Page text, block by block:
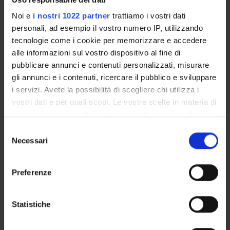
Noi e i nostri 1022 partner trattiamo i vostri dati
personali, ad esempio il vostro numero IP, utilizzando
tecnologie come i cookie per memorizzare e accedere
alle informazioni sul vostro dispositivo al fine di
pubblicare annunci e contenuti personalizzati, misurare
gli annunci e i contenuti, ricercare il pubblico e sviluppare
i servizi. Avete la possibilità di scegliere chi utilizza i
vostri dati e per quali scopi. Le vostre scelte in materia di
modificare o revocare il proprio consenso in qualsiasi
momento dalla Dichiarazione sui cookie o facendo clic
raccogliere informazioni sulla tua posizione
geografica, con un'approssimazione di qualche
delNecessari
Preferenze
Statistiche
Professore associato
Nicola Frison
Professore associato
Zeno Varanini
Professore ordinario
Anita Zamboni
Professore associato
AREE DI RICERCA COINVOLTE DAL PROGETTO
Plant Sciences